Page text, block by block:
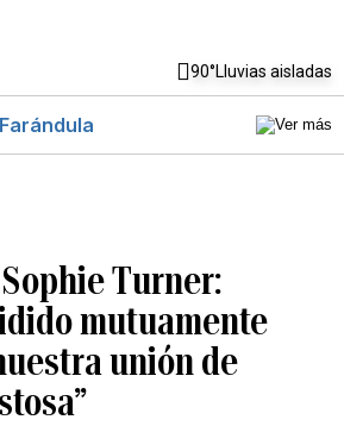
90°Lluvias aisladas
Farándula
Turner:
mutuamente
unión de